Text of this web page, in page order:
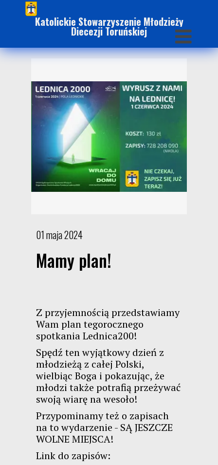
Katolickie Stowarzyszenie Młodzieży
Diecezji Toruńskiej
01 maja 2024
Mamy plan!
Z przyjemnością przedstawiamy
Wam plan tegorocznego
spotkania Lednica200!
Spędź ten wyjątkowy dzień z
młodzieżą z całej Polski,
wielbiąc Boga i pokazując, że
młodzi także potrafią przeżywać
swoją wiarę na wesoło!
Przypominamy też o zapisach
na to wydarzenie - SĄ JESZCZE
WOLNE MIEJSCA!
Link do zapisów: